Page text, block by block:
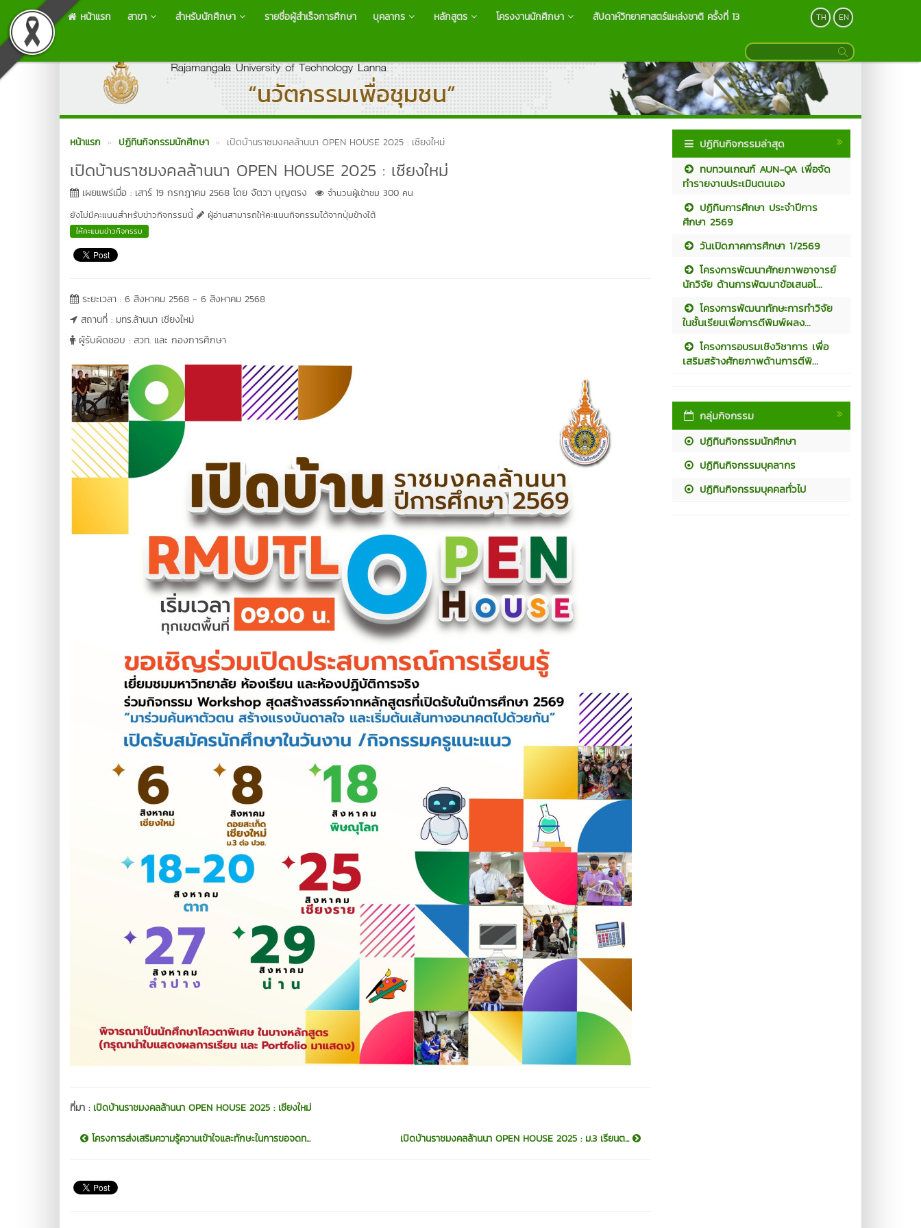
หน้าแรก สาขา สำหรับนักศึกษา รายชื่อผู้สำเร็จการศึกษา บุคลากร หลักสูตร โครงงานนักศึกษา สัปดาห์วิทยาศาสตร์แหล่งชาติ ครั้งที่ 13 TH EN
หน้าแรก ปฏิทินกิจกรรมนักศึกษา เปิดบ้านราชมงคลล้านนา OPEN HOUSE 2025 : เชียงใหม่
เปิดบ้านราชมงคลล้านนา OPEN HOUSE 2025 : เชียงใหม่
เผยแพร่เมื่อ : เสาร์ 19 กรกฎาคม 2568 โดย จัตวา บุญตรง
จำนวนผู้เข้าชม 300 คน
ยังไม่มีคะแนนสำหรับข่าวกิจกรรมนี้
ผู้อ่านสามารถให้คะแนนกิจกรรมได้จากปุ่มข้างใต้
ให้คะแนนข่าวกิจกรรม
ระยะเวลา : 6 สิงหาคม 2568 - 6 สิงหาคม 2568
สถานที่ : มทร.ล้านนา เชียงใหม่
ผู้รับผิดชอบ : สวท. และ กองการศึกษา
ที่มา : เปิดบ้านราชมงคลล้านนา OPEN HOUSE 2025 : เชียงใหม่
โครงการส่งเสริมความรู้ความเข้าใจและทักษะในการขอจดท... เปิดบ้านราชมงคลล้านนา OPEN HOUSE 2025 : ม.3 เรียนต...
ปฏิทินกิจกรรมล่าสุด
ทบทวนเกณฑ์ AUN-QA เพื่อจัด
ทำรายงานประเมินตนเอง
ปฏิทินการศึกษา ประจำปีการ
ศึกษา 2569
วันเปิดภาคการศึกษา 1/2569
โครงการพัฒนาศักยภาพอาจารย์
นักวิจัย ด้านการพัฒนาข้อเสนอโ...
โครงการพัฒนาทักษะการทำวิจัย
ในชั้นเรียนเพื่อการตีพิมพ์ผลง...
โครงการอบรมเชิงวิชาการ เพื่อ
เสริมสร้างศักยภาพด้านการตีพิ...
กลุ่มกิจกรรม
ปฏิทินกิจกรรมนักศึกษา
ปฏิทินกิจกรรมบุคลากร
ปฏิทินกิจกรรมบุคคลทั่วไป